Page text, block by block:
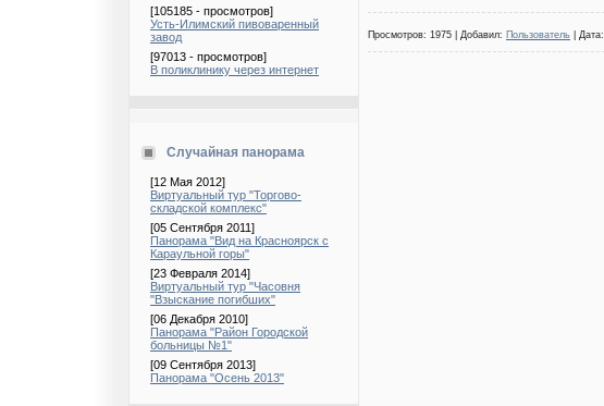
[105185 - просмотров]
Усть-Илимский пивоваренный
завод
[97013 - просмотров]
В поликлинику через интернет
Случайная панорама
[12 Мая 2012]
Виртуальный тур "Торгово-
складской комплекс"
[05 Сентября 2011]
Панорама "Вид на Красноярск с
Караульной горы"
[23 Февраля 2014]
Виртуальный тур "Часовня
"Взыскание погибших"
[06 Декабря 2010]
Панорама "Район Городской
больницы №1"
[09 Сентября 2013]
Панорама "Осень 2013"
Просмотров: 1975 | Добавил: Пользователь | Дата: